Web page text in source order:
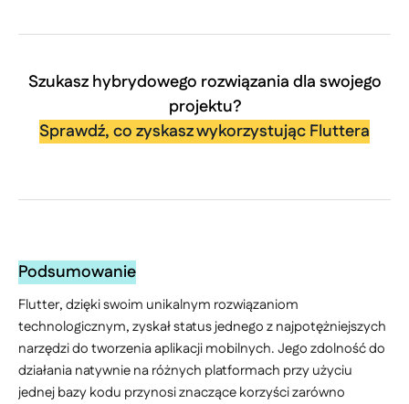
Szukasz hybrydowego rozwiązania dla swojego
projektu?
Sprawdź, co zyskasz wykorzystując Fluttera
Podsumowanie
Flutter, dzięki swoim unikalnym rozwiązaniom
technologicznym, zyskał status jednego z najpotężniejszych
narzędzi do tworzenia aplikacji mobilnych. Jego zdolność do
działania natywnie na różnych platformach przy użyciu
jednej bazy kodu przynosi znaczące korzyści zarówno